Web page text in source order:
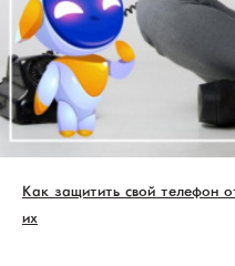
Как защитить свой телефон
их